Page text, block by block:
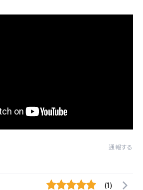
通報する
(1)